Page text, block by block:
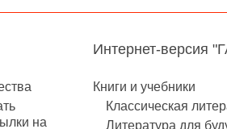
на
Интернет-версия
Книги и учебники
Классическая
Литература для